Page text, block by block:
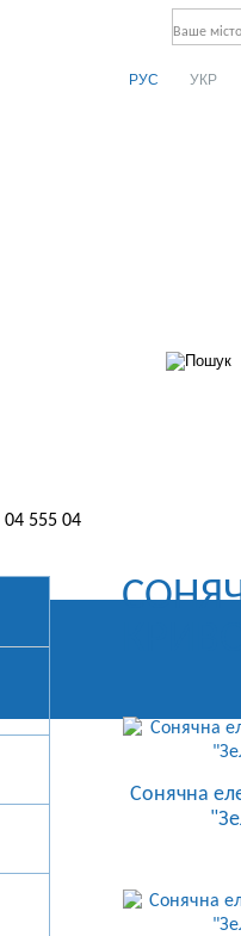
Ваше
РУС УКР
04 555 04
Сонячна